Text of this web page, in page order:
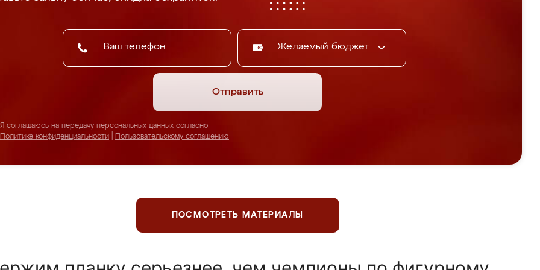
Желаемый бюджет
Отправить
Я соглашаюсь на передачу персональных данных согласно
Политике конфиденциальности
Пользовательскому соглашению
ПОСМОТРЕТЬ МАТЕРИАЛЫ